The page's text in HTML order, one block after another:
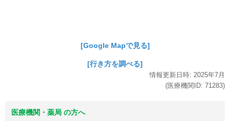
[Google Mapで見る]
[行き方を調べる]
情報更新日時: 2025年7月
(医療機関ID: 71283)
医療機関・薬局 の方へ